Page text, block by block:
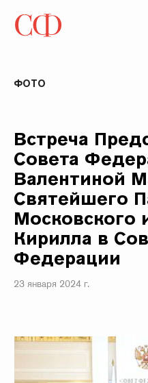
ФОТО
Встреча
Совета
Валентиной
Святейшего
Московского
Кирилла в
Федерации
23 января 2024 г.